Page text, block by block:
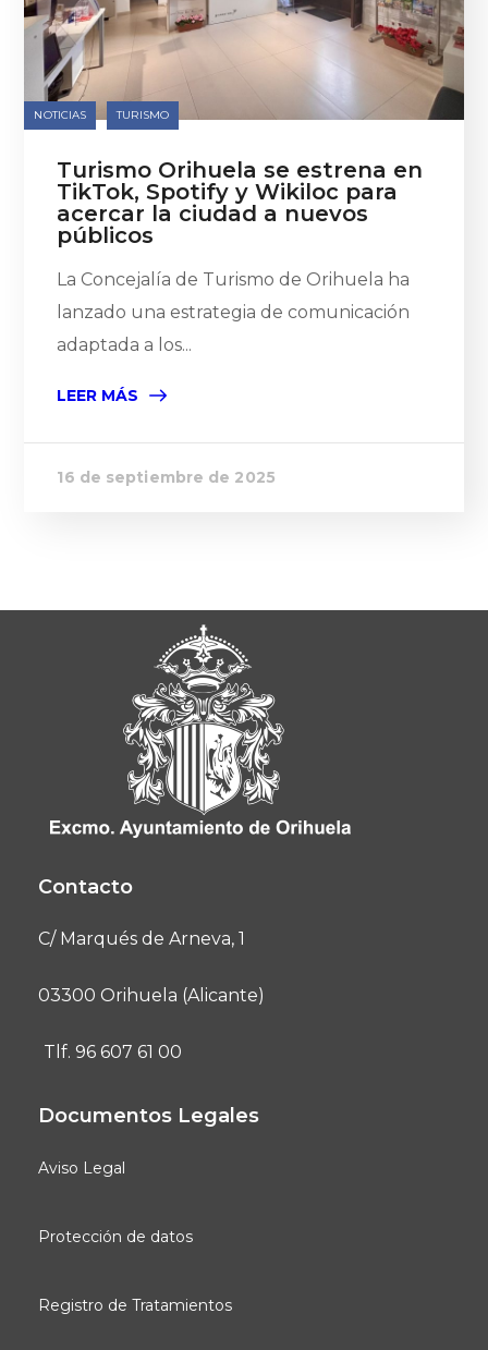
NOTICIAS TURISMO
Turismo Orihuela se estrena en
TikTok, Spotify y Wikiloc para
acercar la ciudad a nuevos
públicos
La Concejalía de Turismo de Orihuela ha
lanzado una estrategia de comunicación
adaptada a los...
LEER MÁS
16 de septiembre de 2025
Contacto
C/ Marqués de Arneva, 1
03300 Orihuela (Alicante)
Tlf. 96 607 61 00
Documentos Legales
Aviso Legal
Protección de datos
Registro de Tratamientos